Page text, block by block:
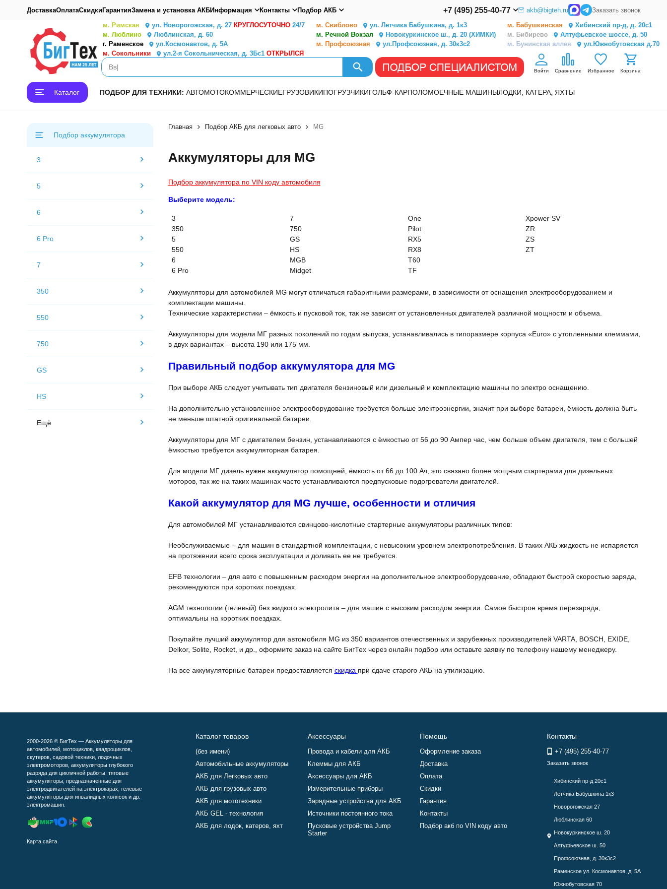
ДоставкаОплатаСкидкиГарантияЗамена и установка АКБИнформация Контакты Подбор АКБ +7 (495) 255-40-77 akb@bigteh.ru Заказать звонок
м. Римская ул. Новорогожская, д. 27 КРУГЛОСУТОЧНО24/7 м. Свиблово ул. Летчика Бабушкина, д. 1к3 м. Бабушкинская
Хибинский пр-д, д. 20с1
м. Люблино
Люблинская, д. 60 м. Речной Вокзал Новокуркинское ш., д. 20 (ХИМКИ) м. Бибирево
Алтуфьевское шоссе, д. 50
г. Раменское
ул.Космонавтов, д. 5А м. Профсоюзная ул.Профсоюзная, д. 30к3с2 м. Бунинская аллея
ул.Южнобутовская д.70
м. Сокольники
ул.2-я Сокольническая, д. 3Бс1 ОТКРЫЛСЯ
Войти Сравнение Избранное Корзина
Каталог ПОДБОР ДЛЯ ТЕХНИКИ: АВТОМОТОКОММЕРЧЕСКИЕГРУЗОВИКИПОГРУЗЧИКИГОЛЬФ-КАРПОЛОМОЕЧНЫЕ МАШИНЫЛОДКИ, КАТЕРА, ЯХТЫ
Главная Подбор АКБ для легковых авто MG
Аккумуляторы для MG
Подбор аккумулятора по VIN коду автомобиля
Выберите модель:
3
350
5
550
6
6 Pro
7
750
GS
HS
MGB
Midget
One
Pilot
RX5
RX8
T60
TF
Xpower SV
ZR
ZS
ZT
Аккумуляторы для автомобилей MG могут отличаться габаритными размерами, в зависимости от оснащения электрооборудованием и
комплектации машины.
Технические характеристики – ёмкость и пусковой ток, так же зависят от установленных двигателей различной мощности и объема.
Аккумуляторы для модели МГ разных поколений по годам выпуска, устанавливались в типоразмере корпуса «Euro» с утопленными клеммами,
в двух вариантах – высота 190 или 175 мм.
Правильный подбор аккумулятора для MG
При выборе АКБ следует учитывать тип двигателя бензиновый или дизельный и комплектацию машины по электро оснащению.
На дополнительно установленное электрооборудование требуется больше электроэнергии, значит при выборе батареи, ёмкость должна быть
не меньше штатной оригинальной батареи.
Аккумуляторы для МГ с двигателем бензин, устанавливаются с ёмкостью от 56 до 90 Ампер час, чем больше объем двигателя, тем с большей
ёмкостью требуется аккумуляторная батарея.
Для модели МГ дизель нужен аккумулятор помощней, ёмкость от 66 до 100 Ач, это связано более мощным стартерами для дизельных
моторов, так же на таких машинах часто устанавливаются предпусковые подогреватели двигателей.
Какой аккумулятор для MG лучше, особенности и отличия
Для автомобилей МГ устанавливаются свинцово-кислотные стартерные аккумуляторы различных типов:
Необслуживаемые – для машин в стандартной комплектации, с невысоким уровнем электропотребления. В таких АКБ жидкость не испаряется
на протяжении всего срока эксплуатации и доливать ее не требуется.
EFB технологии – для авто с повышенным расходом энергии на дополнительное электрооборудование, обладают быстрой скоростью заряда,
рекомендуются при коротких поездках.
AGM технологии (гелевый) без жидкого электролита – для машин с высоким расходом энергии. Самое быстрое время перезаряда,
оптимальны на коротких поездках.
Покупайте лучший аккумулятор для автомобиля MG из 350 вариантов отечественных и зарубежных производителей VARTA, BOSCH, EXIDE,
Delkor, Solite, Rocket, и др., оформите заказ на сайте БигТех через онлайн подбор или оставьте заявку по телефону нашему менеджеру.
На все аккумуляторные батареи предоставляется скидка при сдаче старого АКБ на утилизацию.
Подбор аккумулятора
3
5
6
6 Pro
7
350
550
750
GS
HS
Ещё
2000-2026 © БигТех — Аккумуляторы для
автомобилей, мотоциклов, квадроциклов,
скутеров, садовой техники, лодочных
электромоторов, аккумуляторы глубокого
разряда для цикличной работы, тяговые
аккумуляторы, предназначенные для
электродвигателей на электрокарах, гелевые
аккумуляторы для инвалидных колясок и др.
электромашин.
Карта сайта
Каталог товаров
(без имени)
Автомобильные аккумуляторы
АКБ для Легковых авто
АКБ для грузовых авто
АКБ для мототехники
АКБ GEL - технология
АКБ для лодок, катеров, яхт
Аксессуары
Провода и кабели для АКБ
Клеммы для АКБ
Аксессуары для АКБ
Измерительные приборы
Зарядные устройства для АКБ
Источники постоянного тока
Пусковые устройства Jump
Starter
Помощь
Оформление заказа
Доставка
Оплата
Скидки
Гарантия
Контакты
Подбор акб по VIN коду авто
Контакты
+7 (495) 255-40-77
Заказать звонок
Хибинский пр-д 20с1
Летчика Бабушкина 1к3
Новорогожская 27
Люблинская 60
Новокуркинское ш. 20
Алтуфьевское ш. 50
Профсоюзная, д. 30к3с2
Раменское ул. Космонавтов, д. 5А
Южнобутовская 70